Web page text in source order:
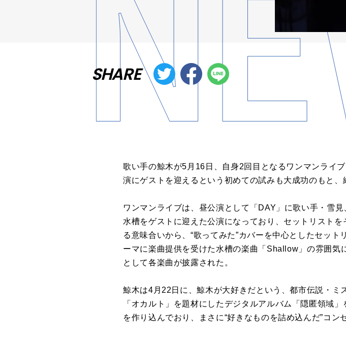
SHARE
歌い手の鯨木が5月16日、自身2回目となるワンマンライ
演にゲストを迎えるという初めての試みも大成功のもと、
ワンマンライブは、昼公演として「DAY」に歌い手・雪
水槽をゲストに迎えた公演になっており、セットリスト
る意味合いから、“歌ってみた”カバーを中心としたセッ
ーマに楽曲提供を受けた水槽の楽曲「Shallow」の雰囲気
として各楽曲が披露された。
鯨木は4月22日に、鯨木が大好きだという、都市伝説・
「オカルト」を題材にしたデジタルアルバム「隠匿領域
を作り込んでおり、まさに“好きなものを詰め込んだ”コン